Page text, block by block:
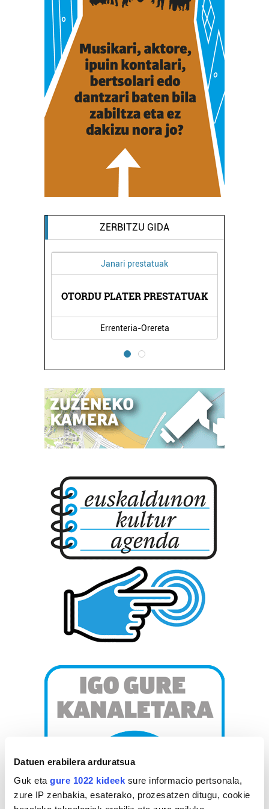
Datuen erabilera arduratsua
Guk eta gure 1022 kideek sure informacio pertsonala,
zure IP zenbakia, esaterako, prozesatzen ditugu, cookie
ZERBITZU GIDA
Janari prestatuak
OTORDU PLATER PRESTATUAK
Errenteria-Orereta